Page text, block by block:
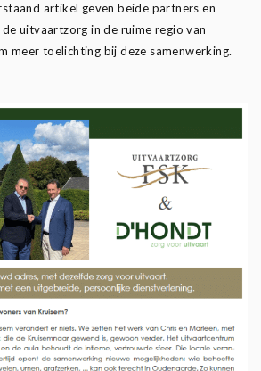
artikel geven beide partners en
uitvaartzorg in de ruime regio van
meer toelichting bij deze samenwerking.